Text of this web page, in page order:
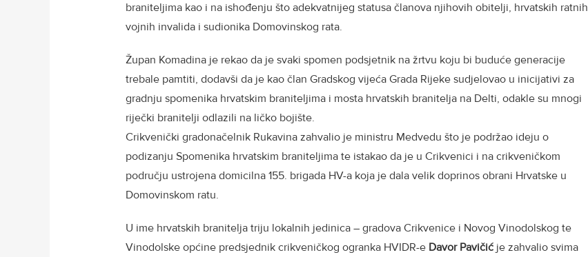
braniteljima kao i na ishođenju što adekvatnijeg statusa članova njihovih obitelji, hrvatskih ratnih
vojnih invalida i sudionika Domovinskog rata.
Župan Komadina je rekao da je svaki spomen podsjetnik na žrtvu koju bi buduće generacije
trebale pamtiti, dodavši da je kao član Gradskog vijeća Grada Rijeke sudjelovao u inicijativi za
gradnju spomenika hrvatskim braniteljima i mosta hrvatskih branitelja na Delti, odakle su mnogi
riječki branitelji odlazili na ličko bojište.
Crikvenički gradonačelnik Rukavina zahvalio je ministru Medvedu što je podržao ideju o
podizanju Spomenika hrvatskim braniteljima te istakao da je u Crikvenici i na crikveničkom
području ustrojena domicilna 155. brigada HV-a koja je dala velik doprinos obrani Hrvatske u
Domovinskom ratu.
U ime hrvatskih branitelja triju lokalnih jedinica – gradova Crikvenice i Novog Vinodolskog te
Vinodolske općine predsjednik crikveničkog ogranka HVIDR-e Davor Pavičić je zahvalio svima